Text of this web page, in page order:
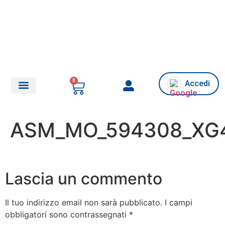
0 Accedi
Lascia un commento
Il tuo indirizzo email non sarà pubblicato. I campi
obbligatori sono contrassegnati *